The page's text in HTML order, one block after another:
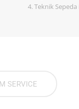
4. Teknik
SERVICE